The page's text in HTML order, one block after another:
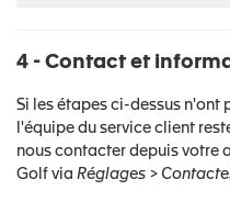
4 - Contact et
Si les étapes ci-dessus n'ont
l'équipe du service client
nous contacter depuis votre
Golf via Réglages >